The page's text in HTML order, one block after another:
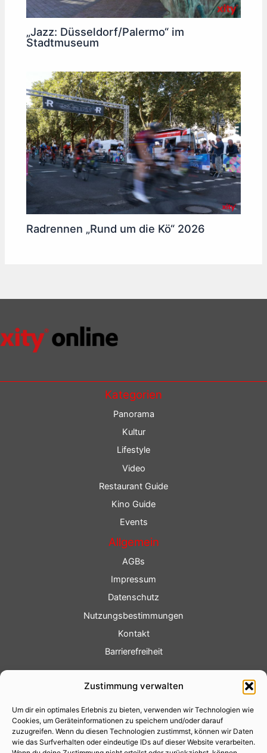
Zustimmung verwalten
Um dir ein optimales Erlebnis zu bieten, verwenden wir Technologien wie
Cookies, um Geräteinformationen zu speichern und/oder darauf
zuzugreifen. Wenn du diesen Technologien zustimmst, können wir Daten
wie das Surfverhalten oder eindeutige IDs auf dieser Website verarbeiten.
„Jazz: Düsseldorf/Palermo“ im
Stadtmuseum
Radrennen „Rund um die Kö“ 2026
Kategorien
Panorama
Kultur
Lifestyle
Video
Restaurant Guide
Kino Guide
Events
Allgemein
AGBs
Impressum
Datenschutz
Nutzungsbestimmungen
Kontakt
Barrierefreiheit
Fotoservice
Videoservice
Werbung
Contenterstellung